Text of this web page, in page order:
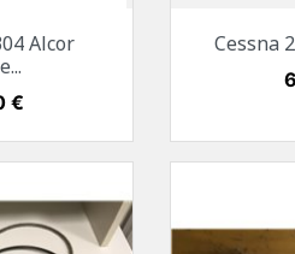
Alcor
€

Cessna